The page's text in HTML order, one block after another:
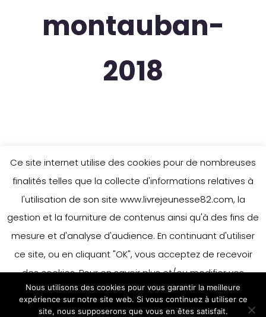
montauban-
2018
Ce site internet utilise des cookies pour de nombreuses
finalités telles que la collecte d'informations relatives à
l'utilisation de son site www.livrejeunesse82.com, la
gestion et la fourniture de contenus ainsi qu'à des fins de
mesure et d'analyse d'audience. En continuant d'utiliser
ce site, ou en cliquant "OK", vous acceptez de recevoir
des cookies. Pour en savoir plus et/ou modifier vos
préférences en matière de cookies, merci de vous référer
à notre politique sur les cookies.
Accepter
Nous utilisons des cookies pour vous garantir la meilleure
expérience sur notre site web. Si vous continuez à utiliser ce
site, nous supposerons que vous en êtes satisfait.